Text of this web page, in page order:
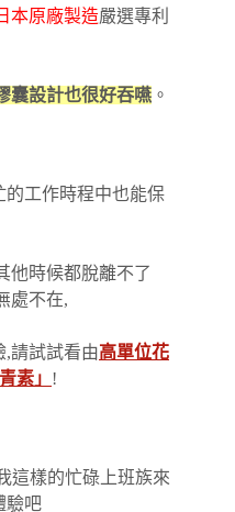
本原廠製造嚴選專利
囊設計也很好吞嚥 。
的工作時程中也能保
他時候都脫離不了
處不在,
,請試試看由高單位花
素」 !
這樣的忙碌上班族來
驗吧️